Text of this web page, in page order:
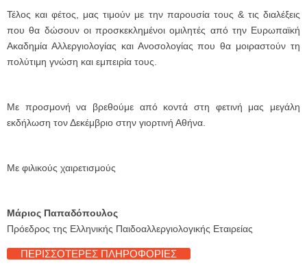
Τέλος και φέτος, μας τιμούν με την παρουσία τους & τις διαλέξεις
που θα δώσουν οι προσκεκλημένοι ομιλητές από την Ευρωπαϊκή
Ακαδημία Αλλεργιολογίας και Ανοσολογίας που θα μοιραστούν τη
πολύτιμη γνώση και εμπειρία τους.
Με προσμονή να βρεθούμε από κοντά στη φετινή μας μεγάλη
εκδήλωση τον Δεκέμβριο στην γιορτινή Αθήνα.
Με φιλικούς χαιρετισμούς
Μάριος Παπαδόπουλος
Πρόεδρος της Ελληνικής Παιδοαλλεργιολογικής Εταιρείας
ΠΕΡΙΣΣΟΤΕΡΕΣ ΠΛΗΡΟΦΟΡΙΕΣ